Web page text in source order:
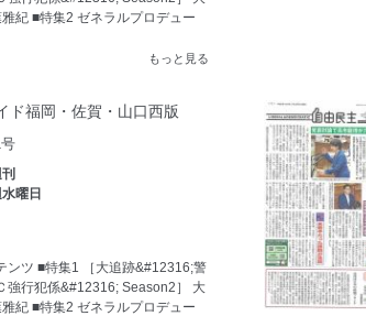
紀 ■特集2 ゼネラルプロデュー
もっと見る
ド福岡・佐賀・山口西版
曜日
ンツ ■特集1 ［大追跡&#12316;警
強行犯係&#12316; Season2］ 大
紀 ■特集2 ゼネラルプロデュー